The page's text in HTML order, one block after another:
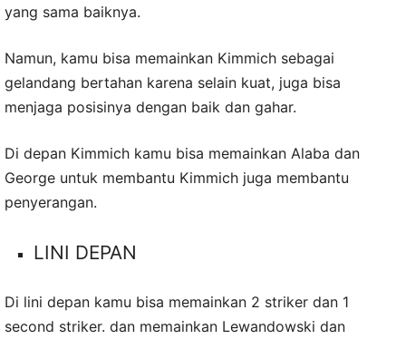
yang sama baiknya.
Namun, kamu bisa memainkan Kimmich sebagai
gelandang bertahan karena selain kuat, juga bisa
menjaga posisinya dengan baik dan gahar.
Di depan Kimmich kamu bisa memainkan Alaba dan
George untuk membantu Kimmich juga membantu
penyerangan.
LINI DEPAN
Di lini depan kamu bisa memainkan 2 striker dan 1
second striker. dan memainkan Lewandowski dan